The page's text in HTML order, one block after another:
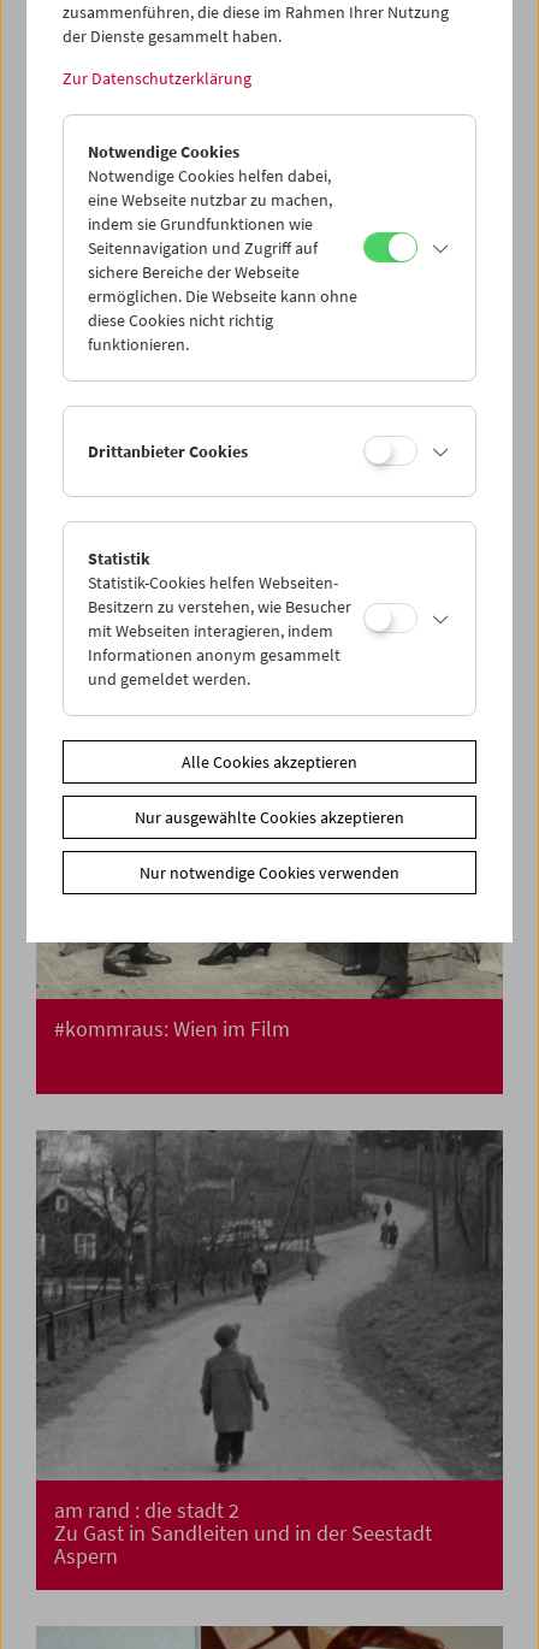
Tribute to Xhanfise Keko
Treibgut: Ivan und seine Brüder Filme der
Familie Illich 1936-42
#kommraus: Wien im Film
am rand : die stadt 2
Zu Gast in Sandleiten und in der Seestadt
Aspern
zusammenführen, die diese im Rahmen Ihrer Nutzung
der Dienste gesammelt haben.
Zur Datenschutzerklärung
Notwendige Cookies
Notwendige Cookies helfen dabei,
eine Webseite nutzbar zu machen,
indem sie Grundfunktionen wie
Seitennavigation und Zugriff auf
sichere Bereiche der Webseite
ermöglichen. Die Webseite kann ohne
diese Cookies nicht richtig
funktionieren.
Drittanbieter Cookies
Statistik
Statistik-Cookies helfen Webseiten-
Besitzern zu verstehen, wie Besucher
mit Webseiten interagieren, indem
Informationen anonym gesammelt
und gemeldet werden.
Alle Cookies akzeptieren
Nur ausgewählte Cookies akzeptieren
Nur notwendige Cookies verwenden